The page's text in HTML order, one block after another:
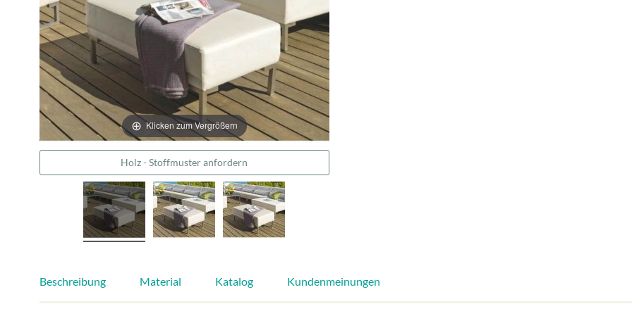
Klicken zum Vergrößern
Holz - Stoffmuster anfordern
Beschreibung Material Katalog Kundenmeinungen